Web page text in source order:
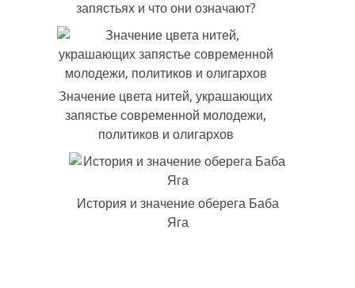
запястьях и что они означают?
Значение цвета нитей, украшающих
запястье современной молодежи,
политиков и олигархов
История и значение оберега Баба
Яга